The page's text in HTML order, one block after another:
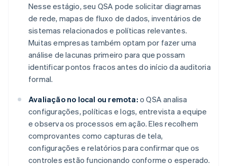
Nesse estágio, seu QSA pode solicitar diagramas
de rede, mapas de fluxo de dados, inventários de
sistemas relacionados e políticas relevantes.
Muitas empresas também optam por fazer uma
análise de lacunas primeiro para que possam
identificar pontos fracos antes do início da auditoria
formal.
Avaliação no local ou remota: o QSA analisa
configurações, políticas e logs, entrevista a equipe
e observa os processos em ação. Eles recolhem
comprovantes como capturas de tela,
configurações e relatórios para confirmar que os
controles estão funcionando conforme o esperado.